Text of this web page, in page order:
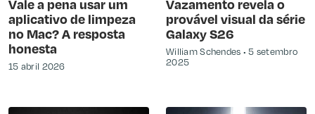
Vale a pena usar um
aplicativo de limpeza
no Mac? A resposta
honesta
15 abril 2026
Vazamento revela o
provável visual da série
Galaxy S26
William Schendes
5 setembro
2025